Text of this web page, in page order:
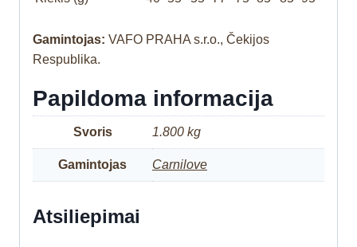
Gamintojas: VAFO PRAHA s.r.o., Čekijos
Respublika.
Papildoma informacija
Svoris 1.800 kg
Gamintojas Carnilove
Atsiliepimai